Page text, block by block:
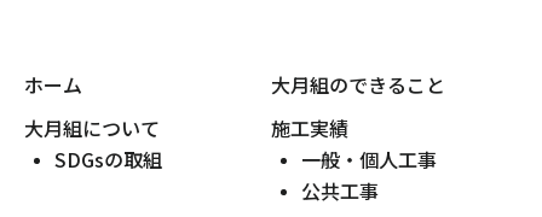
ホーム
大月組のできること
大月組について
SDGsの取組
施工実績
一般・個人工事
公共工事